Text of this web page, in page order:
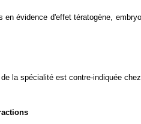
évidence d'effet tératogène,
la spécialité est contre-indiquée